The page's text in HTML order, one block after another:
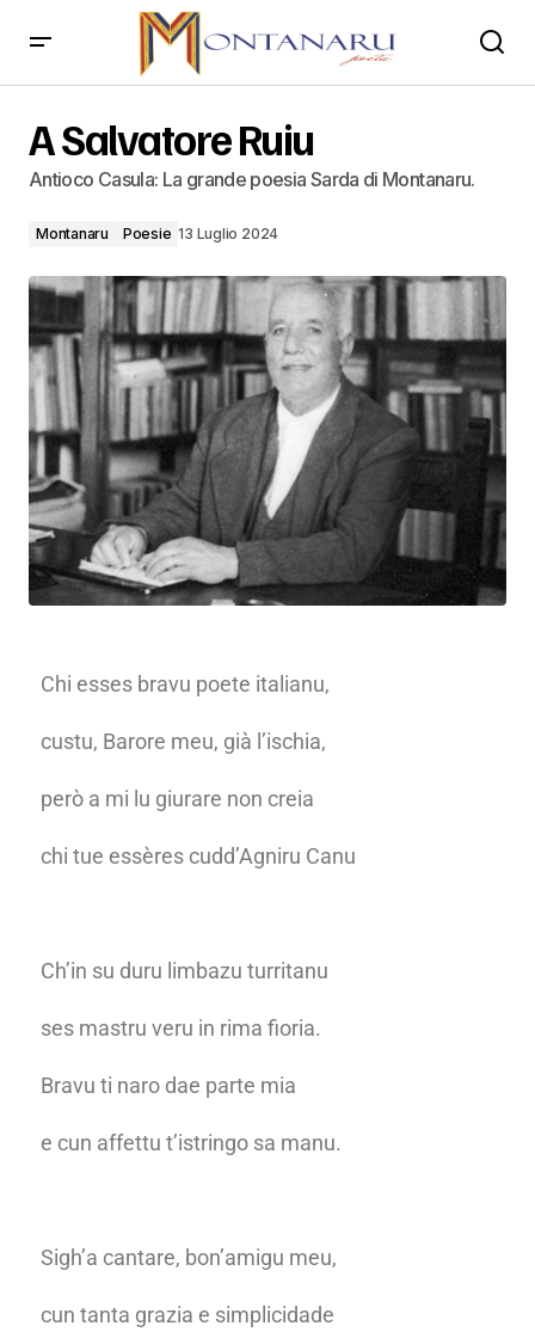
A Salvatore Ruiu
Antioco Casula: La grande poesia Sarda di Montanaru.
Montanaru Poesie 13 Luglio 2024
Chi esses bravu poete italianu,
custu, Barore meu, già l’ischia,
però a mi lu giurare non creia
chi tue essères cudd’Agniru Canu
Ch’in su duru limbazu turritanu
ses mastru veru in rima fioria.
Bravu ti naro dae parte mia
e cun affettu t’istringo sa manu.
Sigh’a cantare, bon’amigu meu,
cun tanta grazia e simplicidade